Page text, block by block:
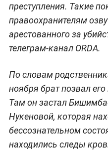
преступления. Такие
правоохранителям
арестованного за
телеграм-канал ORDA.
По словам
ноября брат позвал его
Там он застал
Нукеновой, которая
бессознательном
находились следы